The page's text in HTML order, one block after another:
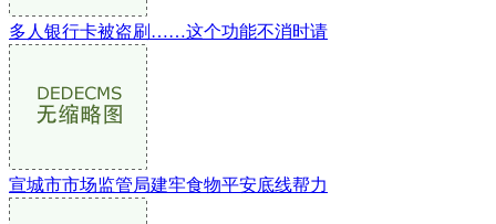
多人银行卡被盗刷……这个功能不消时请
宣城市市场监管局建牢食物平安底线帮力